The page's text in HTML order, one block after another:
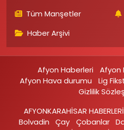
Tüm Manşetler
Haber Arşivi
Afyon Haberleri
Afyon
Afyon Hava durumu
Lig
Gizlilik
AFYONKARAHİSAR HABERLERİ
Bolvadin
Çay Çobanlar